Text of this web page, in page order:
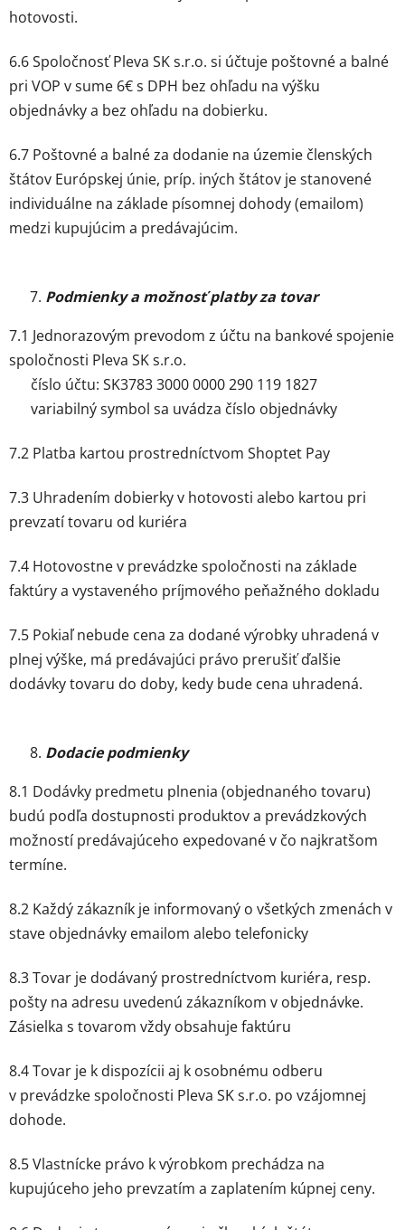
hotovosti.
6.6 Spoločnosť Pleva SK s.r.o. si účtuje poštovné a balné
pri VOP v sume 6€ s DPH bez ohľadu na výšku
objednávky a bez ohľadu na dobierku.
6.7 Poštovné a balné za dodanie na územie členských
štátov Európskej únie, príp. iných štátov je stanovené
individuálne na základe písomnej dohody (emailom)
medzi kupujúcim a predávajúcim.
Podmienky a možnosť platby za tovar
7.1 Jednorazovým prevodom z účtu na bankové spojenie
spoločnosti Pleva SK s.r.o.
číslo účtu: SK3783 3000 0000 290 119 1827
variabilný symbol sa uvádza číslo objednávky
7.2 Platba kartou prostredníctvom Shoptet Pay
7.3 Uhradením dobierky v hotovosti alebo kartou pri
prevzatí tovaru od kuriéra
7.4 Hotovostne v prevádzke spoločnosti na základe
faktúry a vystaveného príjmového peňažného dokladu
7.5 Pokiaľ nebude cena za dodané výrobky uhradená v
plnej výške, má predávajúci právo prerušiť ďalšie
dodávky tovaru do doby, kedy bude cena uhradená.
Dodacie podmienky
8.1 Dodávky predmetu plnenia (objednaného tovaru)
budú podľa dostupnosti produktov a prevádzkových
možností predávajúceho expedované v čo najkratšom
termíne.
8.2 Každý zákazník je informovaný o všetkých zmenách v
stave objednávky emailom alebo telefonicky
8.3 Tovar je dodávaný prostredníctvom kuriéra, resp.
pošty na adresu uvedenú zákazníkom v objednávke.
Zásielka s tovarom vždy obsahuje faktúru
8.4 Tovar je k dispozícii aj k osobnému odberu
v prevádzke spoločnosti Pleva SK s.r.o. po vzájomnej
dohode.
8.5 Vlastnícke právo k výrobkom prechádza na
kupujúceho jeho prevzatím a zaplatením kúpnej ceny.